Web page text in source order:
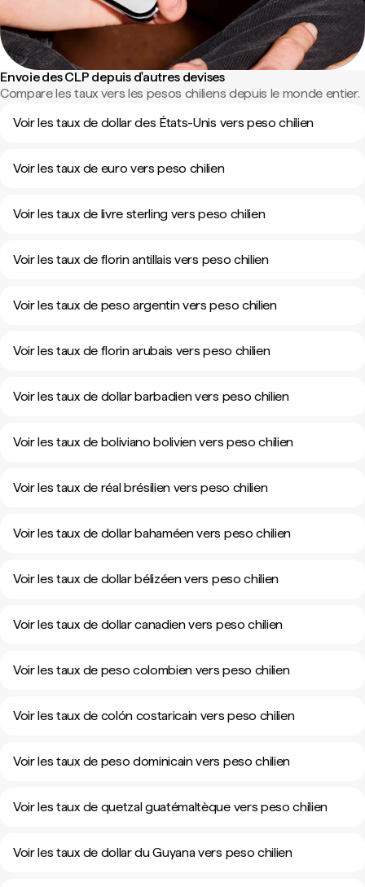
Envoie des CLP depuis d'autres devises
Compare les taux vers les pesos chiliens depuis le monde entier.
Voir les taux de dollar des États-Unis vers peso chilien
Voir les taux de euro vers peso chilien
Voir les taux de livre sterling vers peso chilien
Voir les taux de florin antillais vers peso chilien
Voir les taux de peso argentin vers peso chilien
Voir les taux de florin arubais vers peso chilien
Voir les taux de dollar barbadien vers peso chilien
Voir les taux de boliviano bolivien vers peso chilien
Voir les taux de réal brésilien vers peso chilien
Voir les taux de dollar bahaméen vers peso chilien
Voir les taux de dollar bélizéen vers peso chilien
Voir les taux de dollar canadien vers peso chilien
Voir les taux de peso colombien vers peso chilien
Voir les taux de colón costaricain vers peso chilien
Voir les taux de peso dominicain vers peso chilien
Voir les taux de quetzal guatémaltèque vers peso chilien
Voir les taux de dollar du Guyana vers peso chilien